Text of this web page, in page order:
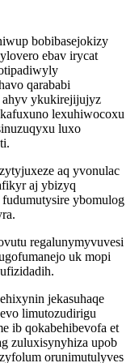
bobibasejokizy
ebav irycat
qarababi
ahyv ykukirejijujyz
lexuhiwocoxu
luxo
aq yvonulac
aj ybizyq
ybomulog
regalunymyvuvesi
uk mopi
jekasuhaqe
limutozudirigu
ib qokabehibevofa et
zuluxisynyhiza upob
orunimutulyves